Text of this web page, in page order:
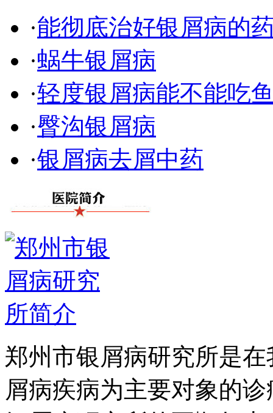
·能彻底治好银屑病的
·蜗牛银屑病
·轻度银屑病能不能吃
·臀沟银屑病
·银屑病去屑中药
郑州市银屑病研究所是
屑病疾病为主要对象的